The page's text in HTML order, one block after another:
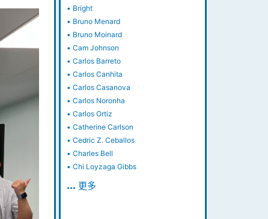
• Bright
• Bruno Menard
• Bruno Moinard
•Cam Johnson
•Carlos Barreto
•Carlos Canhita
•Carlos Casanova
•Carlos Noronha
•Carlos Ortiz
•Catherine Carlson
•Cedric Z. Ceballos
•Charles Bell
•Chi Loyzaga Gibbs
… 更多